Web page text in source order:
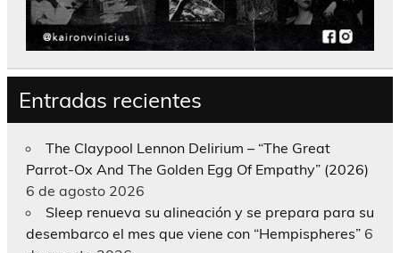
Entradas recientes
The Claypool Lennon Delirium – “The Great
Parrot-Ox And The Golden Egg Of Empathy” (2026)
6 de agosto 2026
Sleep renueva su alineación y se prepara para su
desembarco el mes que viene con “Hempispheres” 6